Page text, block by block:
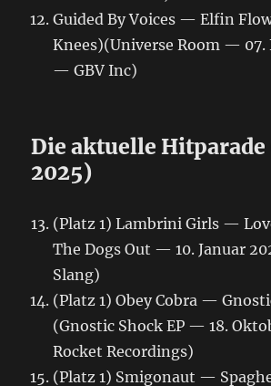
Guided By Voices — Elfin
Knees)(Universe Room — 07.
— GBV Inc)
Die aktuelle Hitparade
2025)
(Platz 1) Lambrini Girls —
The Dogs Out — 10. Januar
Slang)
(Platz 1) Obey Cobra —
(Gnostic Shock EP — 18.
Rocket Recordings)
(Platz 1) Smigonaut —